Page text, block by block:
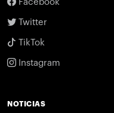
Facebook
Twitter
TikTok
Instagram
NOTICIAS